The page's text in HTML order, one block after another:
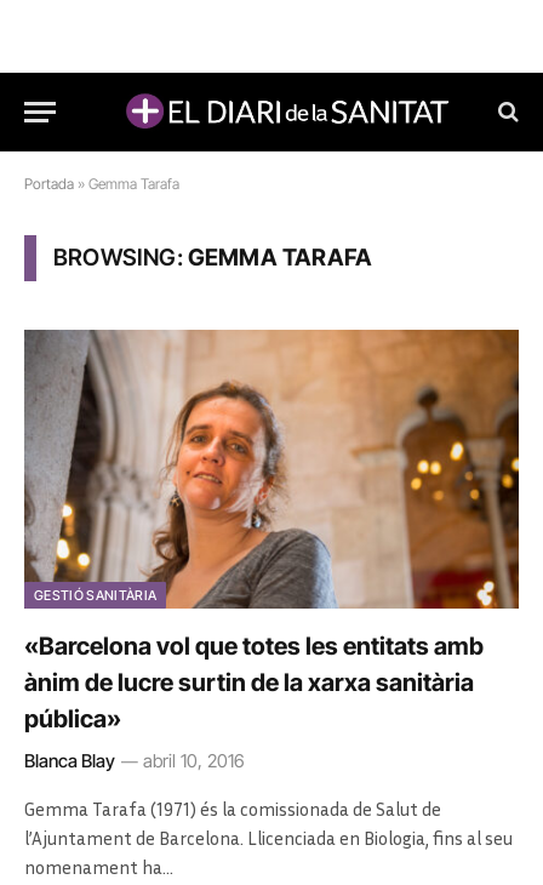
Portada » Gemma Tarafa
BROWSING:GEMMA TARAFA
GESTIÓ SANITÀRIA
«Barcelona vol que totes les entitats amb
ànim de lucre surtin de la xarxa sanitària
pública»
Blanca Blay abril 10, 2016
Gemma Tarafa (1971) és la comissionada de Salut de
l’Ajuntament de Barcelona. Llicenciada en Biologia, fins al seu
nomenament ha…